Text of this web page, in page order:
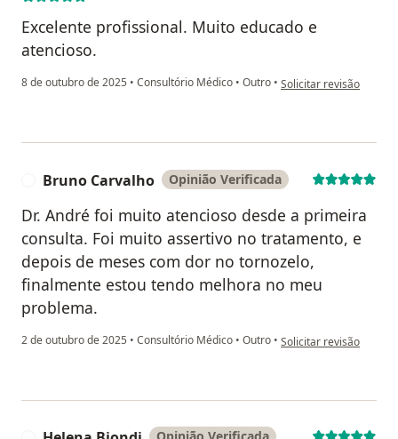
Excelente profissional. Muito educado e
atencioso.
8 de outubro de 2025 • Consultório Médico • Outro • na opinião do
Solicitar revisão
Bruno Carvalho Opinião Verificada
Dr. André foi muito atencioso desde a primeira
consulta. Foi muito assertivo no tratamento, e
depois de meses com dor no tornozelo,
finalmente estou tendo melhora no meu
problema.
2 de outubro de 2025 • Consultório Médico • Outro • na opinião do
Solicitar revisão